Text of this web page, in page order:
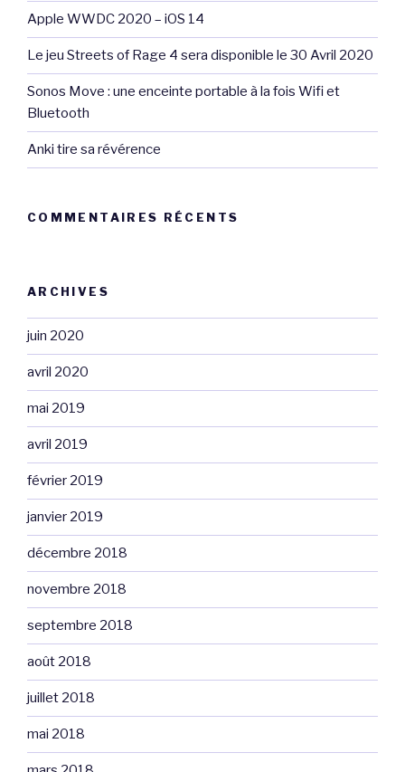
Apple WWDC 2020 – iOS 14
Le jeu Streets of Rage 4 sera disponible le 30 Avril 2020
Sonos Move : une enceinte portable à la fois Wifi et
Bluetooth
Anki tire sa révérence
COMMENTAIRES RÉCENTS
ARCHIVES
juin 2020
avril 2020
mai 2019
avril 2019
février 2019
janvier 2019
décembre 2018
novembre 2018
septembre 2018
août 2018
juillet 2018
mai 2018